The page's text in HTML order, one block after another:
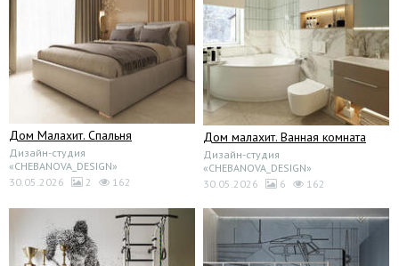
Дом Малахит. Спальня
Дизайн-студия
«CHEBANOVA_DESIGN»
30.05.2026
2 162
Дом малахит. Ванная комната
Дизайн-студия
«CHEBANOVA_DESIGN»
30.05.2026
6 162